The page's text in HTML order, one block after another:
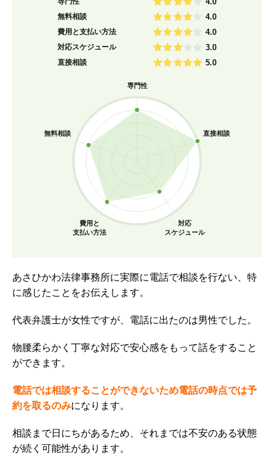
無料相談 4.0
費用と支払い方法 4.0
対応スケジュール 3.0
直接相談 5.0
専門性
直接相談
対応
スケジュール
費用と
支払い方法
無料相談
あさひかわ法律事務所に実際に電話で相談を行ない、特
に感じたことをお伝えします。
代表弁護士が女性ですが、電話に出たのは男性でした。
物腰柔らかく丁寧な対応で安心感をもって話をすること
ができます。
電話では相談することができないため電話の時点では予
約を取るのみになります。
相談まで日にちがあるため、それまでは不安のある状態
が続く可能性があります。